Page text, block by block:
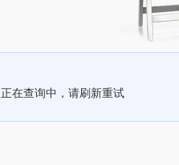
正在查询中，请刷新重试